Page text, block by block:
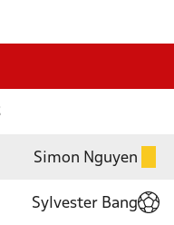
Simon Nguyen
Sylvester Bang